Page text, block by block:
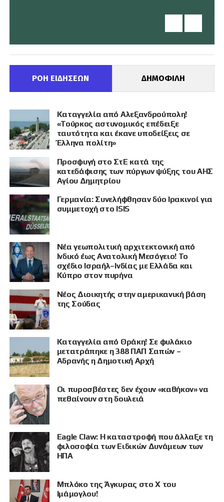
ΠΡΟΒΟΛΗ
ΡΟΗ ΕΙΔΗΣΕΩΝ ΔΗΜΟΦΙΛΗ
Καταγγελία από Αλεξανδρούπολη!
«Τούρκος αστυνομικός επέδειξε
ταυτότητα και έκανε υποδείξεις σε
Έλληνα πολίτη»
Προσφυγή στο ΣτΕ κατά της
κατεδάφισης των πύργων ψύξης του ΑΗΣ
Αγίου Δημητρίου
Γερμανία: Συνελήφθησαν δύο Ιρακινοί για
συμμετοχή στο ISIS
Νέα γεωπολιτική αρχιτεκτονική από
Ινδικό έως Ανατολική Μεσόγειο! Το
σχέδιο Ισραήλ–Ινδίας με Ελλάδα και
Κύπρο στον πυρήνα
Νέος Διοικητής στην αμερικανική βάση
της Σούδας
Καταγγελία από Θράκη! Σε φυλάκιο
μετατράπηκε η 388 ΠΑΠ Σαπών –
Αδρανής η Δημοτική Αρχή
Οι πυροσβέστες δεν έχουν «καθήκον» να
πεθαίνουν στη δουλειά
Eagle Claw: Η καταστροφή που άλλαξε τη
φιλοσοφία των Ειδικών Δυνάμεων των
ΗΠΑ
Μπλόκο της Άγκυρας στο X του
Ιμάμογλου!